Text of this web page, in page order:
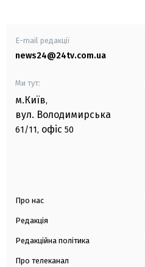
E-mail редакції
news24@24tv.com.ua
Ми тут:
м.Київ,
вул. Володимирська
61/11, офіс 50
Про нас
Редакція
Редакційна політика
Про телеканал